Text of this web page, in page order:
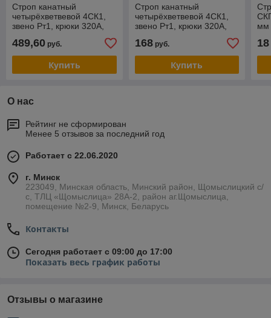
Строп канатный
четырёхветвевой 4СК1,
звено Рт1, крюки 320А,
РОМЕК
489,60 руб.
Купить
Строп канатный
четырёхветвевой 4СК1,
звено Рт1, крюки 320А,
РОМЕК
168руб.
Купить
мм
18
О нас
Рейтинг не сформирован
Менее 5 отзывов за последний год
Работает с 22.06.2020
г. Минск
223049, Минская область, Минский район, Щомыслицкий с/
с, ТЛЦ «Щомыслица» 28А-2, район аг.Щомыслица,
помещение №2-9, Минск, Беларусь
Контакты
Сегодня работает с 09:00 до 17:00
Показать весь график работы
Отзывы о магазине